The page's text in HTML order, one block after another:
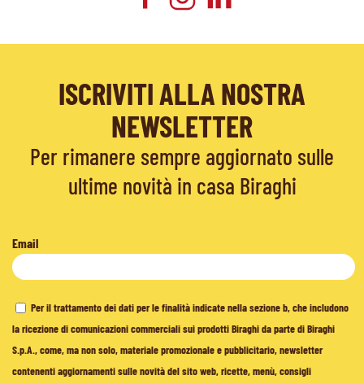
ISCRIVITI ALLA NOSTRA
NEWSLETTER
Per rimanere sempre aggiornato sulle
ultime novità in casa Biraghi
Email
Per il trattamento dei dati per le finalità indicate nella sezione b, che includono
la ricezione di comunicazioni commerciali sui prodotti Biraghi da parte di Biraghi
S.p.A., come, ma non solo, materiale promozionale e pubblicitario, newsletter
contenenti aggiornamenti sulle novità del sito web, ricette, menù, consigli